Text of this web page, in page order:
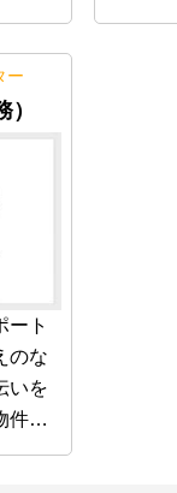
ござ
24年
不
さ
を
しで
ら
だけ
ます！
ー
ート
のな
いを
件の
チオ